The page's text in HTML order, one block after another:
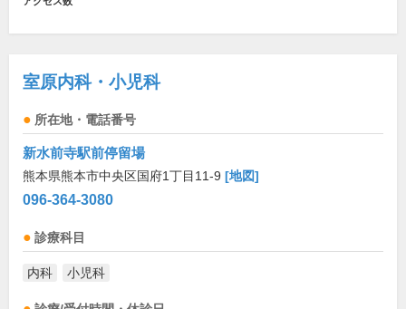
室原内科・小児科
所在地・電話番号
新水前寺駅前停留場
熊本県熊本市中央区国府1丁目11-9 [地図]
096-364-3080
診療科目
内科 小児科